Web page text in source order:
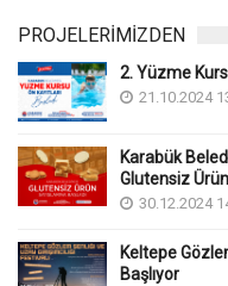
PROJELERİMİZDEN
2. Yüzme
21.10.2024
Karabük
Glutensiz
30.12.2024
Keltepe
Başlıyor